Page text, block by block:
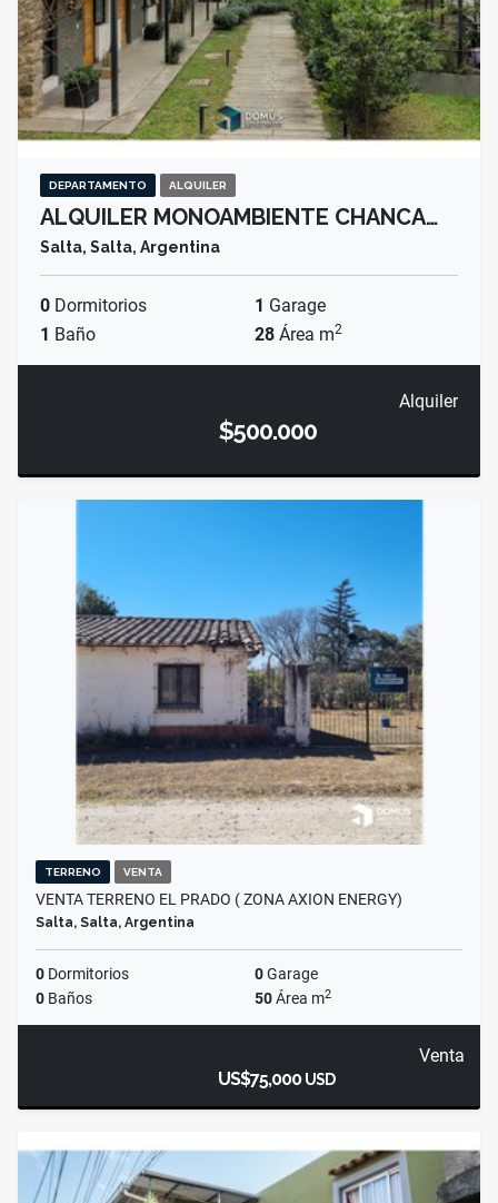
DEPARTAMENTO ALQUILER
ALQUILER MONOAMBIENTE CHANCA…
Salta, Salta, Argentina
0 Dormitorios 1 Garage
1 Baño 28 Área m2
Alquiler
$500.000
TERRENO VENTA
VENTA TERRENO EL PRADO ( ZONA AXION ENERGY)
Salta, Salta, Argentina
0 Dormitorios 0Garage
0 Baños 50Área m2
Venta
US$75,000USD